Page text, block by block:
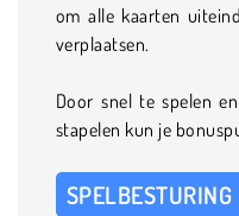
om alle kaarten
verplaatsen.
Door snel te spelen
stapelen kun je
SPELBESTURING